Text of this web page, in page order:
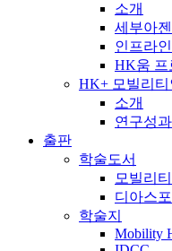
소개
세부아
인프라
HK움 프
HK+ 모빌리
소개
연구성과
출판
학술도서
모빌리
디아스
학술지
Mobility